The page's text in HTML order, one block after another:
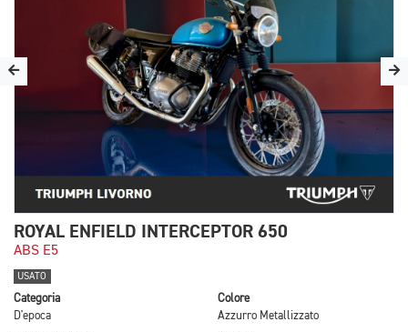
ROYAL ENFIELD INTERCEPTOR 650
ABS E5
USATO
Categoria
D'epoca
Colore
Azzurro Metallizzato